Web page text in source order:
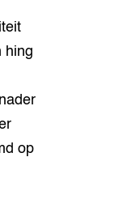
hing
op